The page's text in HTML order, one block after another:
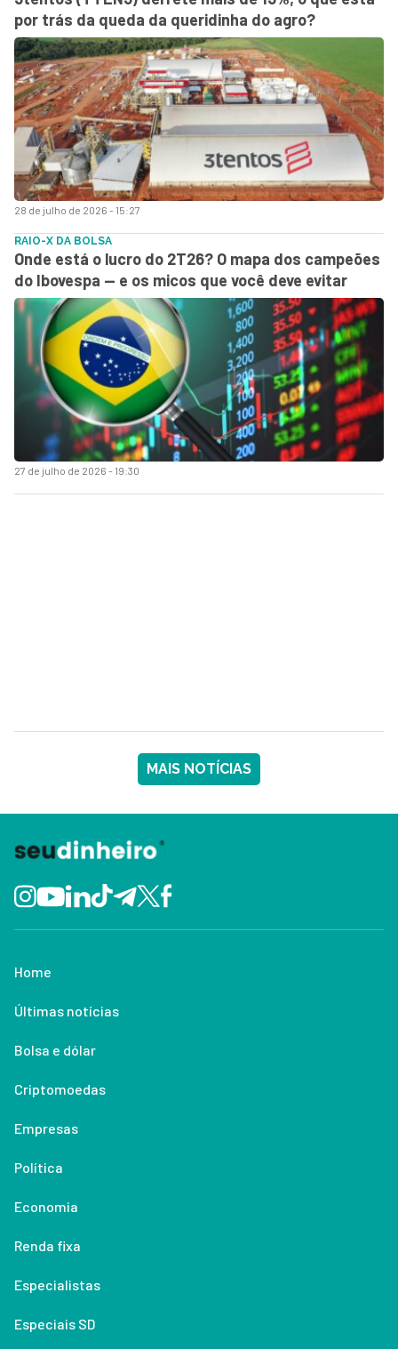
28 de julho de 2026 - 15:27
por trás da queda da queridinha do agro?
27 de julho de 2026 - 19:30
RAIO-X DA BOLSA
Onde está o lucro do 2T26? O mapa dos campeões
do Ibovespa — e os micos que você deve evitar
MAIS NOTÍCIAS
Home
Últimas notícias
Bolsa e dólar
Criptomoedas
Empresas
Política
Economia
Renda fixa
Especialistas
Especiais SD